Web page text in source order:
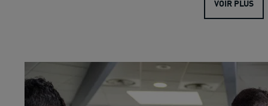
VOIR PLUS